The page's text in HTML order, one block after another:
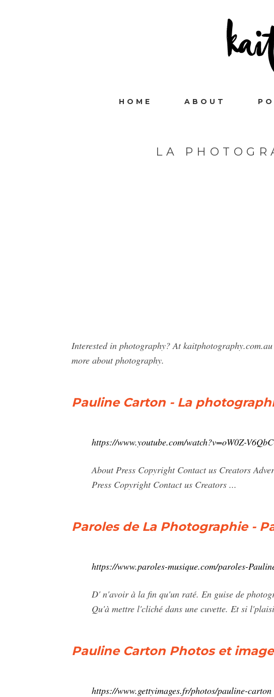
HOME ABOUT
LA
Interested in photography? At
more about photography.
Pauline Carton - La
https://www.youtube.com/watch?v=oW0Z-
About Press Copyright Contact us Creators
Press Copyright Contact us Creators ...
Paroles de La Photographie -
https://www.paroles-musique.com/paroles-
D' n'avoir à la fin qu'un raté. En guise de
Qu'à mettre l'cliché dans une cuvette. Et si
Pauline Carton Photos et
https://www.gettyimages.fr/photos/pauline-carton